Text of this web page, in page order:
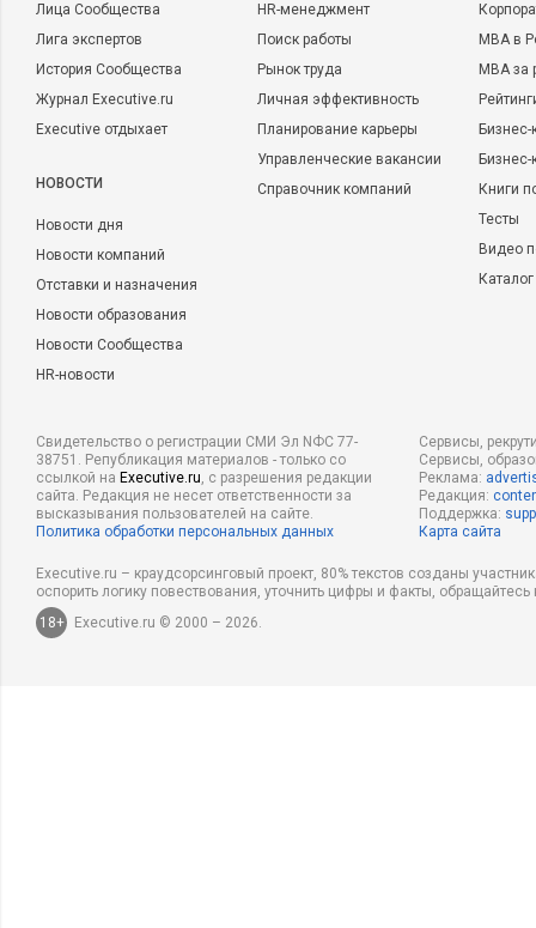
Лица Сообщества
Лига экспертов
История Сообщества
Журнал Executive.ru
Executive отдыхает
НОВОСТИ
Новости дня
Новости компаний
Отставки и назначения
Новости образования
Новости Сообщества
HR-новости
HR-менеджмент
Поиск работы
Рынок труда
Личная эффективность
Планирование карьеры
Управленческие вакансии
Справочник компаний
MBA в
MBA
Бизнес-
Книги
Тесты
Видео
Свидетельство о регистрации СМИ Эл NФС 77-
38751. Републикация материалов - только со
ссылкой на Executive.ru, с разрешения редакции
сайта. Редакция не несет ответственности за
высказывания пользователей на сайте.
Политика обработки персональных данных
Сервисы,
Сервисы,
Реклама:
Редакция:
Поддержка:
Карта сайта
Executive.ru – краудсорсинговый проект, 80% текстов созданы
оспорить логику повествования, уточнить цифры и факты,
18+
Executive.ru © 2000 – 2026.